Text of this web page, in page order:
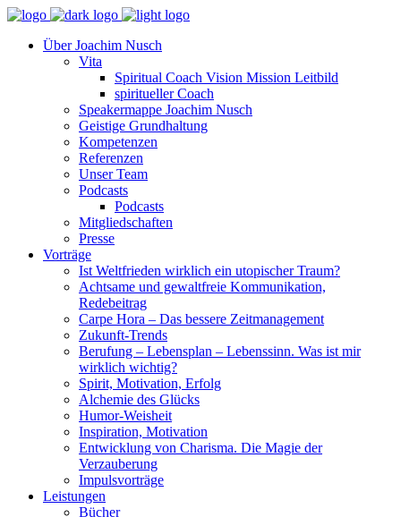
Über Joachim Nusch
Vita
Spiritual Coach Vision Mission Leitbild
spiritueller Coach
Speakermappe Joachim Nusch
Geistige Grundhaltung
Kompetenzen
Referenzen
Unser Team
Podcasts
Podcasts
Mitgliedschaften
Presse
Vorträge
Ist Weltfrieden wirklich ein utopischer Traum?
Achtsame und gewaltfreie Kommunikation,
Redebeitrag
Carpe Hora – Das bessere Zeitmanagement
Zukunft-Trends
Berufung – Lebensplan – Lebenssinn. Was ist mir
wirklich wichtig?
Spirit, Motivation, Erfolg
Alchemie des Glücks
Humor-Weisheit
Inspiration, Motivation
Entwicklung von Charisma. Die Magie der
Verzauberung
Impulsvorträge
Leistungen
Bücher